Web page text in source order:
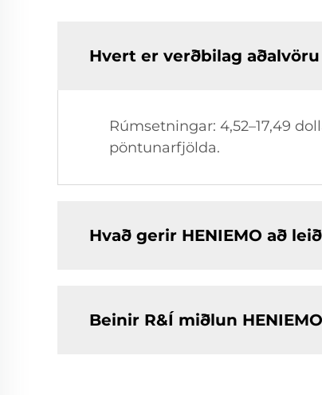
Hvert er verðbilag aðalvöru
Rúmsetningar: 4,52–17,49
pöntunarfjölda.
Hvað gerir HENIEMO að
Beinir R&Í miðlun